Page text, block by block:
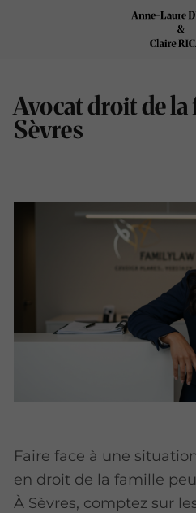
Avocat droit de la
Sèvres
Faire face à une
en droit de la famille
À Sèvres, comptez sur